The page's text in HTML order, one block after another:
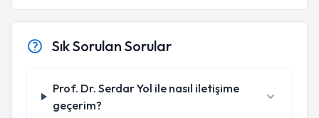
Sık Sorulan Sorular
Prof. Dr. Serdar Yol ile nasıl iletişime
geçerim?